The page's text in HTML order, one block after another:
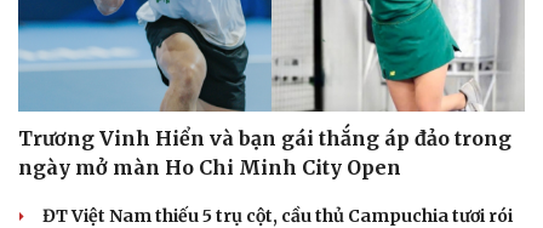
Trương Vinh Hiển và bạn gái thắng áp đảo trong
ngày mở màn Ho Chi Minh City Open
ĐT Việt Nam thiếu 5 trụ cột, cầu thủ Campuchia tươi rói